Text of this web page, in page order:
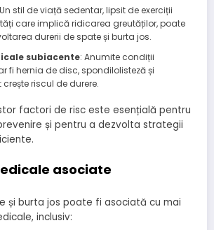
stil de viață sedentar, lipsit de exerciții
care implică ridicarea greutăților, poate
durerii de spate și burta jos.
subiacente: Anumite condiții
fi hernia de disc, spondilolisteză și
riscul de durere.
factori de risc este esențială pentru
și pentru a dezvolta strategii
asociate
și burta jos poate fi asociată cu mai
inclusiv: